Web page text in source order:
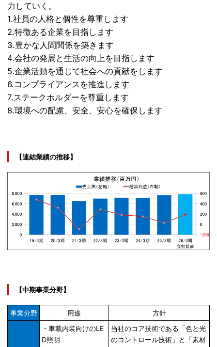
力していく。
1.社員の人格と個性を尊重します
2.特徴ある企業を目指します
3.豊かな人間関係を築きます
4.会社の発展と生活の向上を目指します
5.企業活動を通じて社会への貢献をします
6.コンプライアンスを推進します
7.ステークホルダーを尊重します
8.環境への配慮、安全、安心を確保します
【連結業績の推移】
【中期事業分野】
事業分野 用途 方針
・車載内装向けのLE
D照明
当社のコア技術である「色と光
のコントロール技術」と「素材